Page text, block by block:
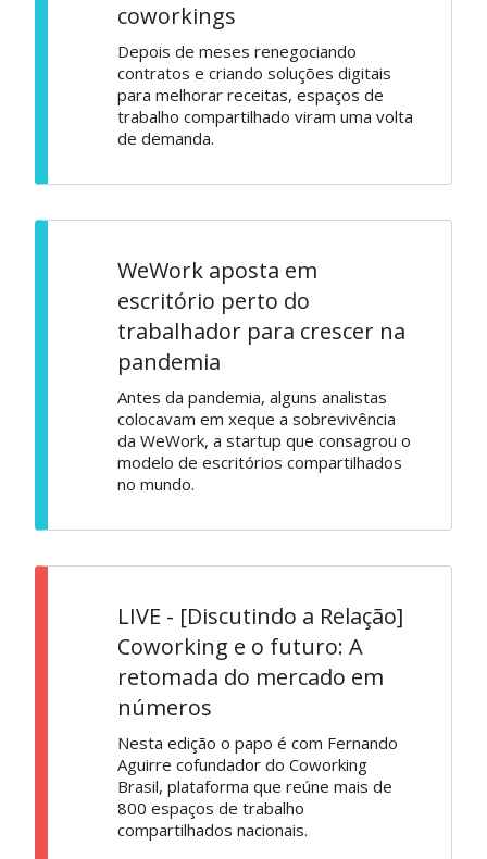
coworkings
Depois de meses renegociando
contratos e criando soluções digitais
para melhorar receitas, espaços de
trabalho compartilhado viram uma volta
de demanda.
WeWork aposta em
escritório perto do
trabalhador para crescer na
pandemia
Antes da pandemia, alguns analistas
colocavam em xeque a sobrevivência
da WeWork, a startup que consagrou o
modelo de escritórios compartilhados
no mundo.
LIVE - [Discutindo a Relação]
Coworking e o futuro: A
retomada do mercado em
números
Nesta edição o papo é com Fernando
Aguirre cofundador do Coworking
Brasil, plataforma que reúne mais de
800 espaços de trabalho
compartilhados nacionais.